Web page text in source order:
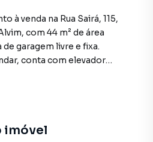
à venda na Rua Sairá, 115,
com 44 m² de área
de garagem livre e fixa.
conta com elevador
guarda-roupa do quarto de
e fogão cooktop elétrico.
imóvel